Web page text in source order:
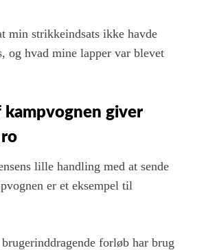
min strikkeindsats ikke havde
og hvad mine lapper var blevet
kampvognen giver
lille handling med at sende
er et eksempel til
forløb har brug